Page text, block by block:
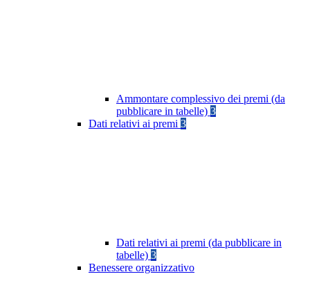
Ammontare complessivo dei premi (da
pubblicare in tabelle) 3
Dati relativi ai premi 3
Dati relativi ai premi (da pubblicare in
tabelle) 3
Benessere organizzativo